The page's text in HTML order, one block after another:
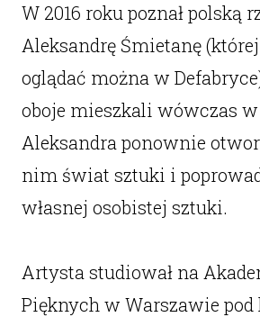
W 2016 roku poznał polską
Aleksandrę Śmietanę
oglądać można w
oboje mieszkali wówczas
Aleksandra ponownie
nim świat sztuki i
własnej osobistej sztuki.
Artysta studiował na
Pięknych w Warszawie